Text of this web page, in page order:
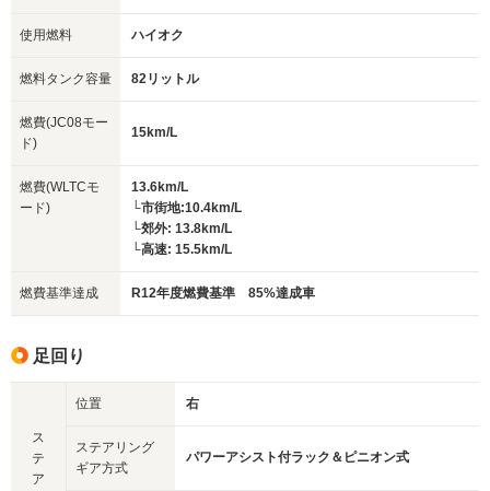
使用燃料 ハイオク
燃料タンク容量 82リットル
燃費(JC08モー
ド)
15km/L
燃費(WLTCモ
ード)
13.6km/L
└市街地:10.4km/L
└郊外: 13.8km/L
└高速: 15.5km/L
燃費基準達成 R12年度燃費基準 85%達成車
足回り
ス
テ
ア
位置 右
ステアリング
ギア方式
パワーアシスト付ラック＆ピニオン式